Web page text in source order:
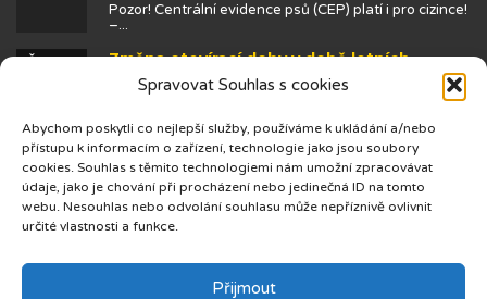
Spravovat Souhlas s cookies
Abychom poskytli co nejlepší služby, používáme k ukládání a/nebo
přístupu k informacím o zařízení, technologie jako jsou soubory
cookies. Souhlas s těmito technologiemi nám umožní zpracovávat
údaje, jako je chování při procházení nebo jedinečná ID na tomto
webu. Nesouhlas nebo odvolání souhlasu může nepříznivě ovlivnit
určité vlastnosti a funkce.
Přijmout
Pozor! Centrální evidence psů (CEP) platí i pro cizince!
–...
Změna otevírací doby v době letních
prázdnin
ČVN 25